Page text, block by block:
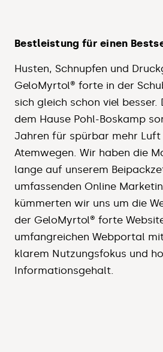
Bestleistung für einen
Husten, Schnupfen und
GeloMyrtol® forte in der
sich gleich schon viel besser.
dem Hause Pohl-Boskamp
Jahren für spürbar mehr Luft
Atemwegen. Wir haben die
lange auf unserem
umfassenden Online
kümmerten wir uns um die
der GeloMyrtol® forte
umfangreichen Webportal
klarem Nutzungsfokus und
Informationsgehalt.